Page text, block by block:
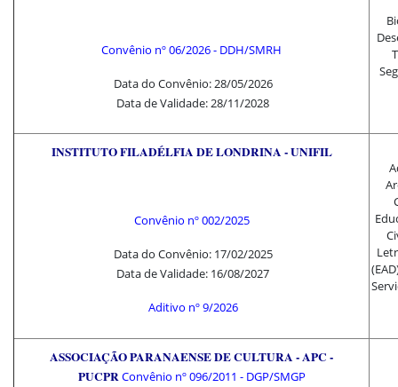
Convênio nº 06/2026 - DDH/SMRH
Data do Convênio: 28/05/2026
Data de Validade: 28/11/2028
INSTITUTO FILADÉLFIA DE LONDRINA - UNIFIL
Convênio nº 002/2025
Data do Convênio: 17/02/2025
Data de Validade: 16/08/2027
Aditivo nº 9/2026
ASSOCIAÇÃO PARANAENSE DE CULTURA - APC -
PUCPRConvênio nº096/2011 - DGP/SMGP